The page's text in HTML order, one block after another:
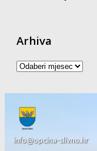
Arhiva
Arhiva